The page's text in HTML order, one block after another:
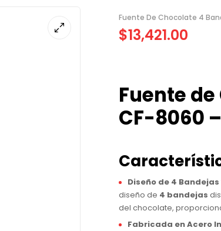
Fuente De Chocolate 4
$13,421.00
Fuente
CF-8060
Diseño de 4 Bandejas
diseño de 4 bandejas
del chocolate,
Fabricada en Acero